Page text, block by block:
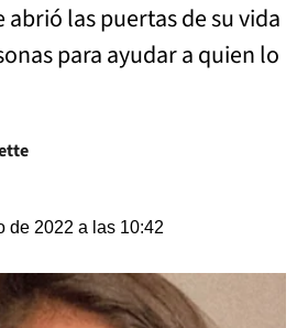
abrió las puertas de su vida
para ayudar a quien lo
de 2022 a las 10:42